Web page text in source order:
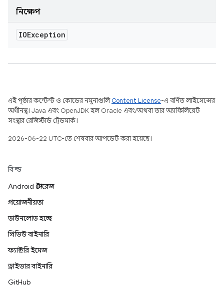
নিক্ষেপ
IOException
এই পৃষ্ঠার কন্টেন্ট ও কোডের নমুনাগুলিContent License-এ বর্ণিত লাইসেন্সের
অধীনস্থ। Java এবং OpenJDK হল Oracle এবং/অথবা তার অ্যাফিলিয়েট
সংস্থার রেজিস্টার্ড ট্রেডমার্ক।
2026-06-22 UTC-তে শেষবার আপডেট করা হয়েছে।
বিল্ড
Android স্টোরেজ
প্রয়োজনীয়তা
ডাউনলোড হচ্ছে
প্রিভিউ বাইনারি
ফ্যাক্টরি ইমেজ
ড্রাইভার বাইনারি
GitHub